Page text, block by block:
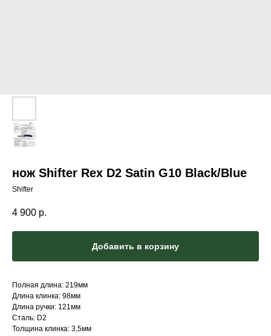
нож Shifter Rex D2 Satin G10 Black/Blue
Shifter
4 900 р.
Добавить в корзину
Полная длина: 219мм
Длина клинка: 98мм
Длина ручки: 121мм
Сталь: D2
Толщина клинка: 3,5мм